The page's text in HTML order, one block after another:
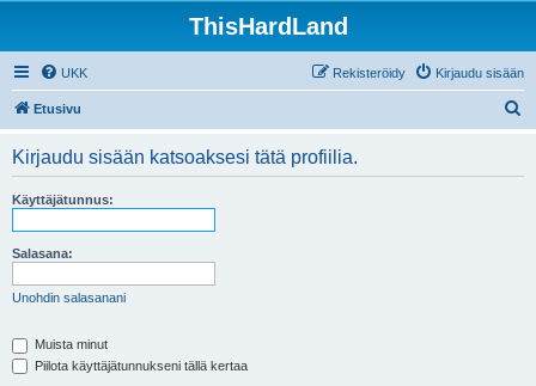
ThisHardLand
UKK Kirjaudu sisään
Rekisteröidy
Etusivu
Kirjaudu sisään katsoaksesi tätä profiilia.
Käyttäjätunnus:
Salasana:
Unohdin salasanani
Muista minut
Piilota käyttäjätunnukseni tällä kertaa